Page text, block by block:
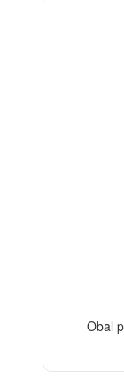
Obal